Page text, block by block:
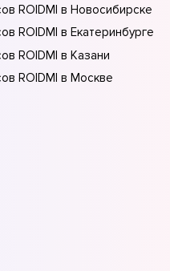
ROIDMI в Новосибирске
ROIDMI в Екатеринбурге
ROIDMI в Казани
ROIDMI в Москве